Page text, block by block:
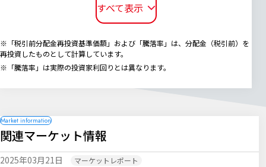
すべて表示
※「税引前分配金再投資基準価額」および「騰落率」は、分配金（税引前）を
再投資したものとして計算しています。
※「騰落率」は実際の投資家利回りとは異なります。
関連マーケット情報
2025年03月21日 マーケットレポート